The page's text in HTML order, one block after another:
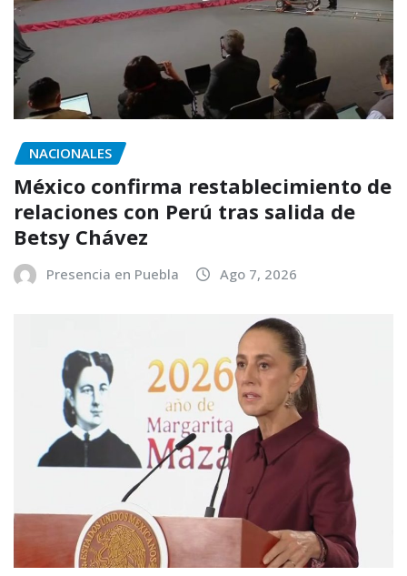
NACIONALES
México confirma restablecimiento de
relaciones con Perú tras salida de
Betsy Chávez
Presencia en Puebla Ago 7, 2026